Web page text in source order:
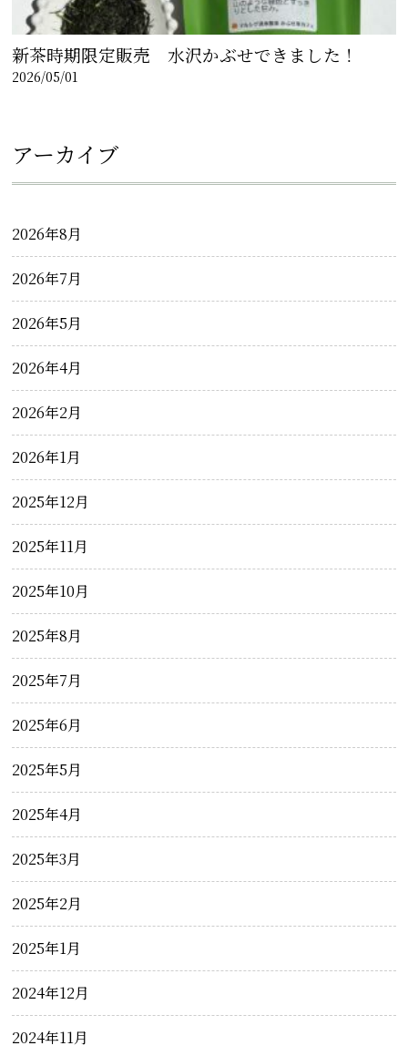
新茶時期限定販売 水沢かぶせできました！
2026/05/01
アーカイブ
2026年8月
2026年7月
2026年5月
2026年4月
2026年2月
2026年1月
2025年12月
2025年11月
2025年10月
2025年8月
2025年7月
2025年6月
2025年5月
2025年4月
2025年3月
2025年2月
2025年1月
2024年12月
2024年11月